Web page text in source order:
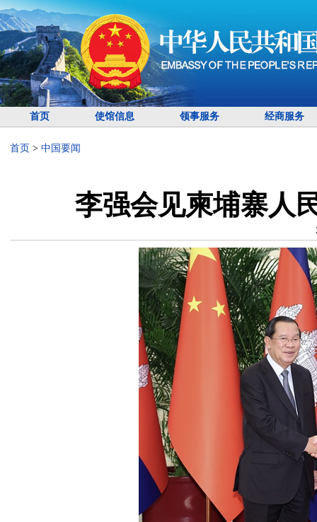
首页 使馆信息 领事服务 经商服务
首页 > 中国要闻
李强会见柬埔寨人